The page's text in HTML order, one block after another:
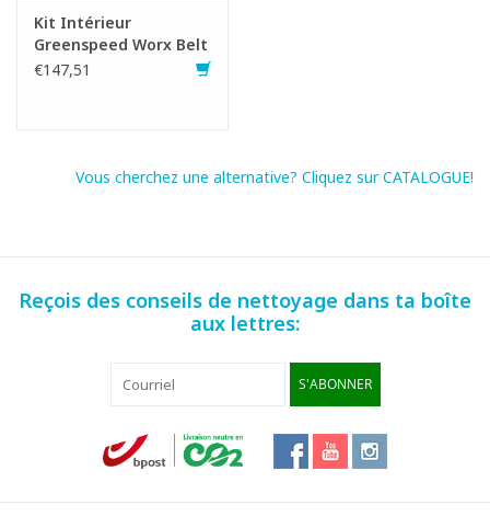
Kit Intérieur
Greenspeed Worx Belt
€147,51
Vous cherchez une alternative? Cliquez sur CATALOGUE!
Reçois des conseils de nettoyage dans ta boîte
aux lettres:
S'ABONNER